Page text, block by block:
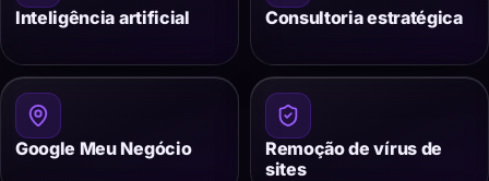
Inteligência artificial Consultoria estratégica
Google Meu Negócio
Remoção de vírus de
sites